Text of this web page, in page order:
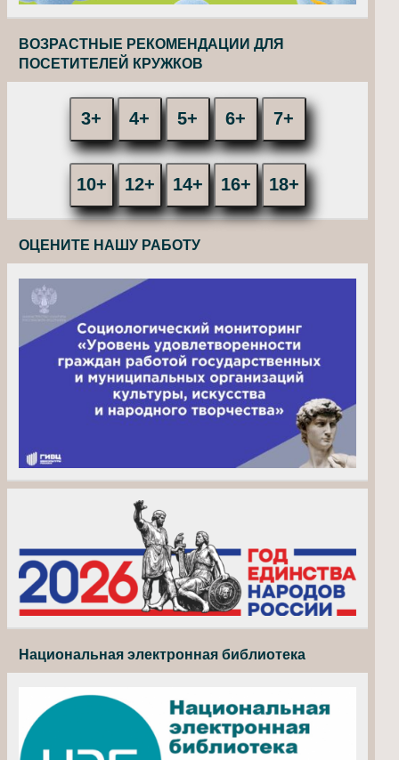
ВОЗРАСТНЫЕ РЕКОМЕНДАЦИИ ДЛЯ
ПОСЕТИТЕЛЕЙ КРУЖКОВ
3+ 4+ 5+ 6+ 7+
10+ 12+ 14+ 16+ 18+
ОЦЕНИТЕ НАШУ РАБОТУ
Национальная электронная библиотека